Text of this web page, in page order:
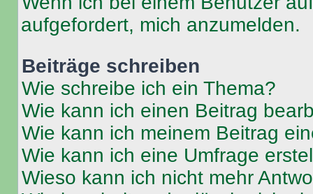
aufgefordert, mich anzumelden.
Beiträge schreiben
Wie schreibe ich ein Thema?
Wie kann ich einen Beitrag
Wie kann ich meinem Beitrag
Wie kann ich eine Umfrage
Wieso kann ich nicht mehr